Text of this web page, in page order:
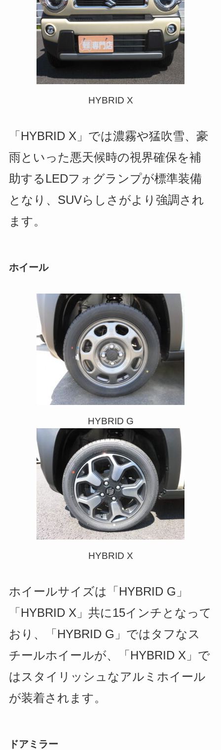
HYBRID X
「HYBRID X」では濃霧や猛吹雪、豪
雨といった悪天候時の視界確保を補
助する LEDフォグランプが標準装備
となり、SUVらしさがより強調され
ます。
ホイール
HYBRID G
HYBRID X
ホイールサイズは「HYBRID G」
「HYBRID X」共に15インチとなって
おり、「HYBRID G」ではタフなス
チールホイールが、「HYBRID X」で
はスタイリッシュなアルミホイール
が装着されます。
ドアミラー